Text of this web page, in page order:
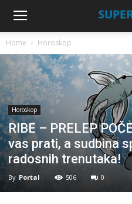
Home Horoskop
Horoskop
RIBE – PRELEP
vas prati, a sudbina
radosnih trenutaka!
By Portal 506 0